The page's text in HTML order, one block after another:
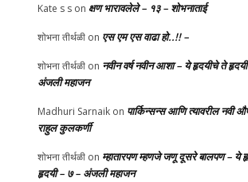
Kate s s on क्षण भारावलेले – १३ – शोभनाताई
शोभना तीर्थळी on एस एम एस वाढा हो..!! –
शोभना तीर्थळी on नवीन वर्ष नवीन आशा – ये हृदयीचे ते
अंजली महाजन
Madhuri Sarnaik on पार्किन्सन्स आणि त्यावरील नवी
राहुल कुलकर्णी
शोभना तीर्थळी on म्हातारपण म्हणजे जणू दूसरे बालपण – ये
हृदयी – ७ – अंजली महाजन